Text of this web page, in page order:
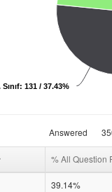
Sınıf: 131 / 37.43%
Answered
% All Question
39.14%